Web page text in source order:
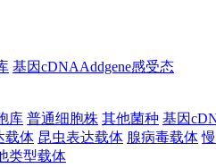
基因cDNAAddgene感受态
库 普通细胞株 其他菌种 基因
载体 昆虫表达载体 腺病毒载体
类型载体